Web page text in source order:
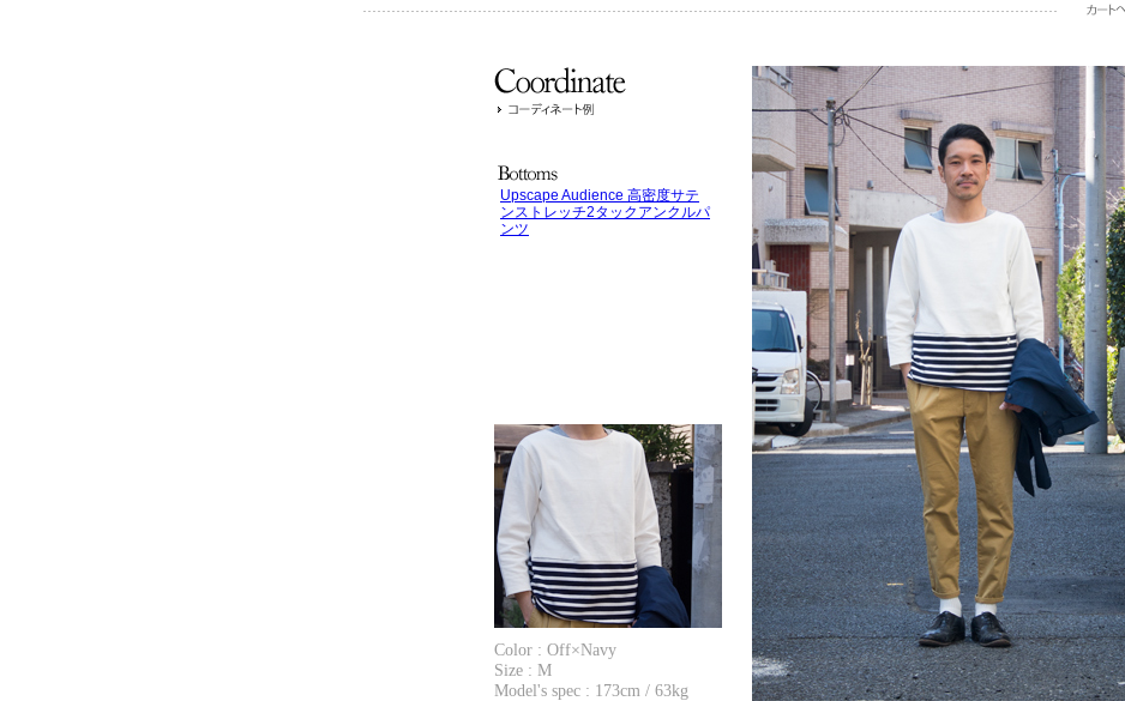
Upscape Audience 高密度サテ
ンストレッチ2タックアンクルパ
ンツ
Color : Off×Navy
Size : M
Model's spec : 173cm / 63kg